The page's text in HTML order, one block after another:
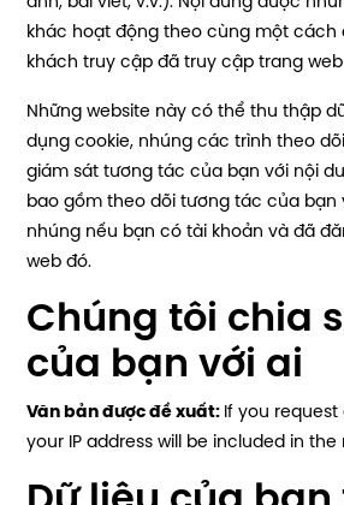
khác hoạt động theo cùng một cách
khách truy cập đã truy cập trang
Những website này có thể thu thập
dụng cookie, nhúng các trình theo
giám sát tương tác của bạn với nội
bao gồm theo dõi tương tác của bạn
nhúng nếu bạn có tài khoản và đã
web đó.
Chúng tôi chia
của bạn với ai
Văn bản được đề xuất: If you request
your IP address will be included in the